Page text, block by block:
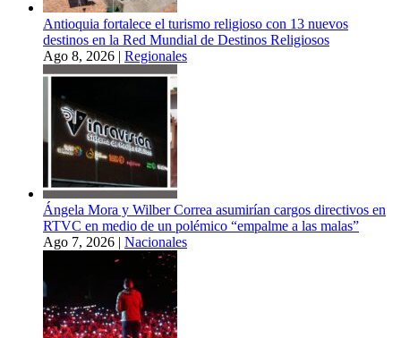
Antioquia fortalece el turismo religioso con 13 nuevos
destinos en la Red Mundial de Destinos Religiosos
Ago 8, 2026 | Regionales
Ángela Mora y Wilber Correa asumirían cargos directivos en
RTVC en medio de un polémico “empalme a las malas”
Ago 7, 2026 | Nacionales